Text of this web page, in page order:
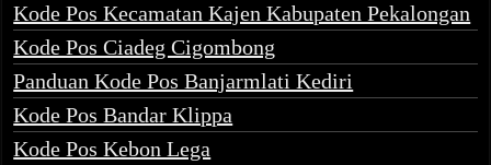
Kode Pos Kecamatan Kajen Kabupaten Pekalongan
Kode Pos Ciadeg Cigombong
Panduan Kode Pos Banjarmlati Kediri
Kode Pos Bandar Klippa
Kode Pos Kebon Lega